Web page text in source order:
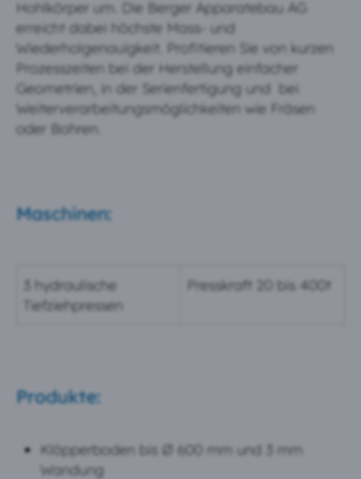
Hohlkörper um. Die Berger Apparatebau AG
erreicht dabei höchste Mass- und
Wiederholgenauigkeit. Profitieren Sie von kurzen
Prozesszeiten bei der Herstellung einfacher
Geometrien, in der Serienfertigung und bei
Weiterverarbeitungsmöglichkeiten wie Fräsen
oder Bohren.
Maschinen:
3 hydraulische
Tiefziehpressen
Presskraft 20 bis 400t
Produkte:
Klöpperboden bis Ø 600 mm und 3 mm
Wandung